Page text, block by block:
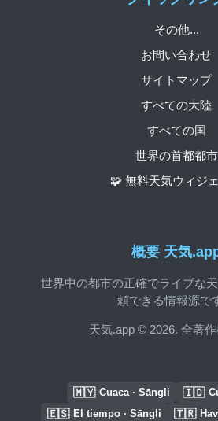
概要 天気
世界中の都市の正確でライブな
頼できる情報源で
天気.app © 2026. 全著作
その他...
お問い合わせ
サイトマップ
すべての大陸
すべての国
世界の首都都市
🧩 無料天気ウィジ
🇲🇾 Cuaca · Sāngli 🇮🇩
🇪🇸 El tiempo · Sāngli 🇹🇷